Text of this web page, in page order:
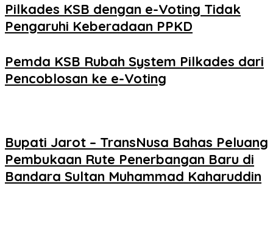
Pilkades KSB dengan e-Voting Tidak
Pengaruhi Keberadaan PPKD
Pemda KSB Rubah System Pilkades dari
Pencoblosan ke e-Voting
Bupati Jarot – TransNusa Bahas Peluang
Pembukaan Rute Penerbangan Baru di
Bandara Sultan Muhammad Kaharuddin